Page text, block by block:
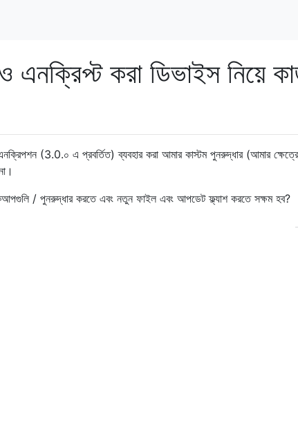
এনক্রিপ্ট করা ডিভাইস নিয়ে
এনক্রিপশন (3.0.০ এ প্রবর্তিত) ব্যবহার করা আমার কাস্টম পুনরুদ্ধার (আমার
/ পুনরুদ্ধার করতে এবং নতুন ফাইল এবং আপডেট ফ্ল্যাশ করতে সক্ষম হব?